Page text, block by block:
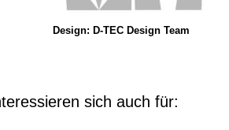
Design: D-TEC Design Team
sich auch für: